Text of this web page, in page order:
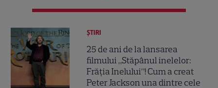
ȘTIRI
25 de ani de la lansarea
filmului „Stăpânul inelelor:
Frăția Inelului”! Cum a creat
Peter Jackson una dintre cele